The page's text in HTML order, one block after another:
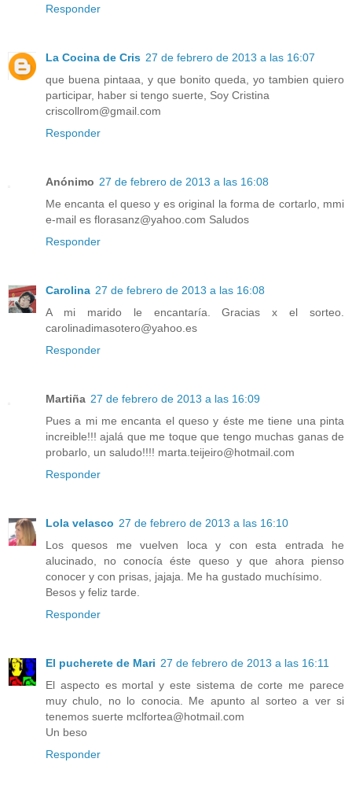
Responder
La Cocina de Cris 27 de febrero de 2013 a las 16:07
que buena pintaaa, y que bonito queda, yo tambien quiero
participar, haber si tengo suerte, Soy Cristina
criscollrom@gmail.com
Responder
Anónimo 27 de febrero de 2013 a las 16:08
Me encanta el queso y es original la forma de cortarlo, mmi
e-mail es florasanz@yahoo.com Saludos
Responder
Carolina 27 de febrero de 2013 a las 16:08
A mi marido le encantaría. Gracias x el sorteo.
carolinadimasotero@yahoo.es
Responder
Martiña 27 de febrero de 2013 a las 16:09
Pues a mi me encanta el queso y éste me tiene una pinta
increible!!! ajalá que me toque que tengo muchas ganas de
probarlo, un saludo!!!! marta.teijeiro@hotmail.com
Responder
Lola velasco 27 de febrero de 2013 a las 16:10
Los quesos me vuelven loca y con esta entrada he
alucinado, no conocía éste queso y que ahora pienso
conocer y con prisas, jajaja. Me ha gustado muchísimo.
Besos y feliz tarde.
Responder
El pucherete de Mari 27 de febrero de 2013 a las 16:11
El aspecto es mortal y este sistema de corte me parece
muy chulo, no lo conocia. Me apunto al sorteo a ver si
tenemos suerte mclfortea@hotmail.com
Un beso
Responder